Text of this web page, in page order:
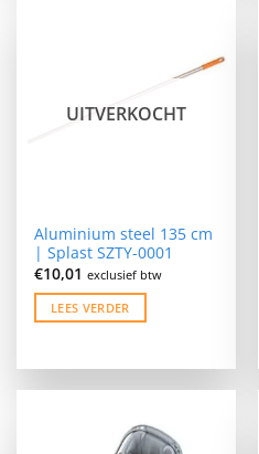
UITVERKOCHT
Aluminium steel 135 cm
| Splast SZTY-0001
€10,01 exclusief btw
LEES VERDER